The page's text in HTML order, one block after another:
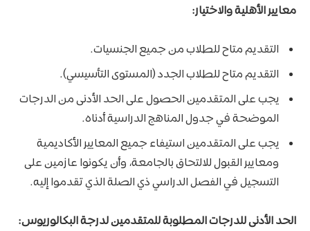
معايير الأهلية والاختيار:
التقديم متاح للطلاب من جميع الجنسيات.
التقديم متاح للطلاب الجدد (المستوى التأسيسي).
يجب على المتقدمين الحصول على الحد الأدنى من الدرجات
الموضحة في جدول المناهج الدراسية أدناه.
يجب على المتقدمين استيفاء جميع المعايير الأكاديمية
ومعايير القبول للالتحاق بالجامعة، وأن يكونوا عازمين على
التسجيل في الفصل الدراسي ذي الصلة الذي تقدموا إليه.
الحد الأدنى للدرجات المطلوبة للمتقدمين لدرجة البكالوريوس: